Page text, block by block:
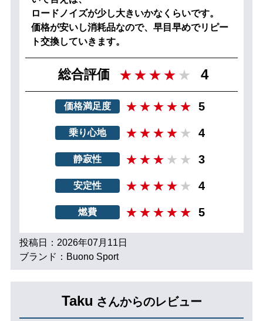
ロードノイズが少し大きいかなくらいです。
価格が安いし消耗品なので、早目早めでリピー
ト交換していきます。
総合評価 4
価格満足度 5
乗り心地 4
静寂性 3
安定性 4
燃費 5
投稿日：2026年07月11日
ブランド：Buono Sport
Taku さんからのレビュー